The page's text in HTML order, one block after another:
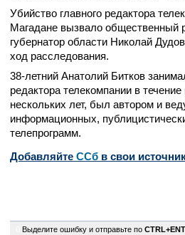
Убийство главного редактора
Магадане вызвало общественный
губернатор области Николай
ход расследования.
38-летний Анатолий Битков
редактора телекомпании в
нескольких лет, был автором и
информационных,
телепрограмм.
Добавляйте CСб в свои
Выделите ошибку и отправьте по